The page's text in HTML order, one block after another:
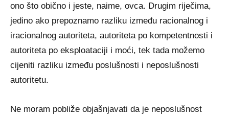
ono što obično i jeste, naime, ovca. Drugim riječima,
jedino ako prepoznamo razliku između racionalnog i
iracionalnog autoriteta, autoriteta po kompetentnosti i
autoriteta po eksploataciji i moći, tek tada možemo
cijeniti razliku između poslušnosti i neposlušnosti
autoritetu.
Ne moram pobliže objašnjavati da je neposlušnost